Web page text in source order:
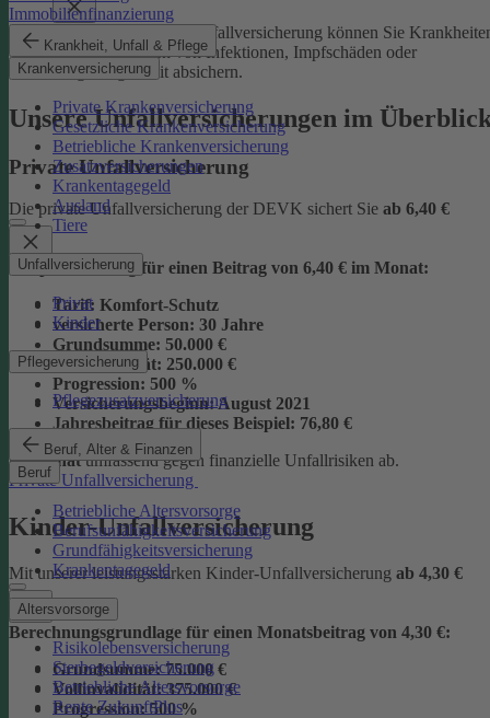
Immobilienfinanzierung
Krankheit, Unfall & Pflege
Krankenversicherung
Private Krankenversicherung
Gesetzliche Krankenversicherung
Betriebliche Krankenversicherung
Zusatzversicherungen
Krankentagegeld
Ausland
Tiere
Unfallversicherung
Privat
Kinder
Pflegeversicherung
Pflegezusatzversicherung
Beruf, Alter & Finanzen
Beruf
Betriebliche Altersvorsorge
Berufsunfähigkeitsversicherung
Grundfähigkeitsversicherung
Krankentagegeld
Altersvorsorge
Risikolebensversicherung
Sterbegeldversicherung
Betriebliche Altersvorsorge
Rente ZukunftPlus
Mit der Junior-Plus-Unfallversicherung können Sie
sowie die Folgen von Infektionen, Impfschäden oder
Vergiftungen mit absichern.
Unsere Unfallversicherungen im
Private Unfallversicherung
Die private Unfallversicherung der DEVK sichert Sie ab 6,40 €
Beispielrechnung für einen Beitrag von 6,40 € im Monat:
Tarif: Komfort-Schutz
versicherte Person: 30 Jahre
Grundsumme: 50.000 €
Vollinvalidität: 250.000 €
Progression: 500 %
Versicherungsbeginn:August 2021
Jahresbeitrag für dieses Beispiel: 76,80 €
im Monatumfassend gegen finanzielle Unfallrisiken ab.
Private Unfallversicherung
Kinder-Unfallversicherung
Mit unserer leistungsstarken Kinder-Unfallversicherung ab 4,30 €
Berechnungsgrundlage für einen Monatsbeitrag von 4,30 €:
Grundsumme:75.000 €
Vollinvalidität:375.000 €
Progression:500 %